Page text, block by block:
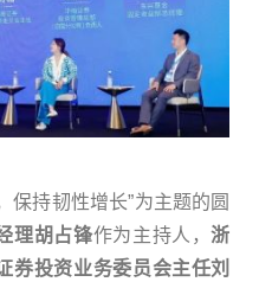
保持韧性增长”为主题的圆
理胡占锋作为主持人，浙
券投资业务委员会主任刘